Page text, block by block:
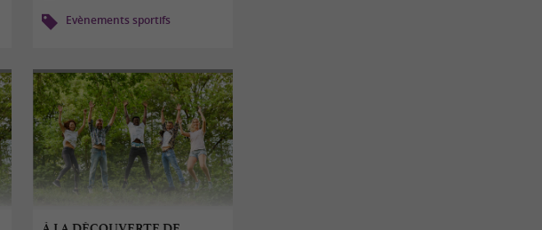
Evènements sportifs